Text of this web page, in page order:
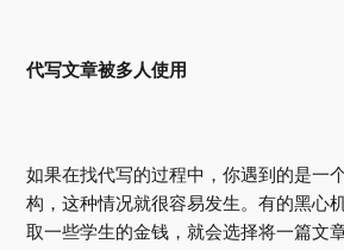
代写文章被多人使用
如果在找代写的过程中，你遇到的是一
构，这种情况就很容易发生。有的黑心
取一些学生的金钱，就会选择将一篇文